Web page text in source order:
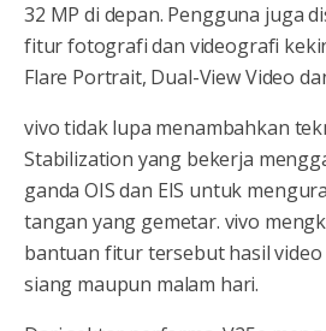
32 MP di depan. Pengguna juga
fitur fotografi dan videografi
Flare Portrait, Dual-View Video
vivo tidak lupa menambahkan
Stabilization yang bekerja
ganda OIS dan EIS untuk
tangan yang gemetar. vivo
bantuan fitur tersebut hasil
siang maupun malam hari.